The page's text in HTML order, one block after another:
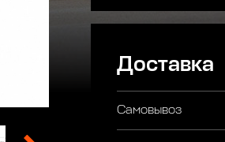
Доставка
Самовывоз